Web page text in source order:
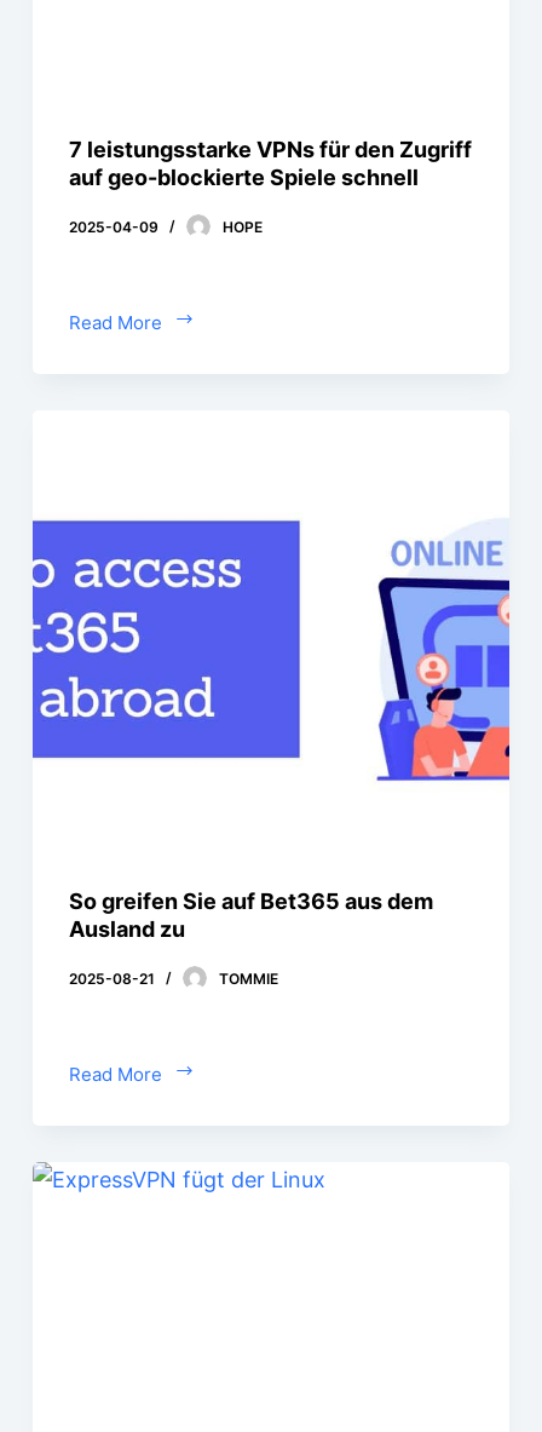
7 leistungsstarke VPNs für den Zugriff
auf geo-blockierte Spiele schnell
2025-04-09 HOPE
Read More
So greifen Sie auf Bet365 aus dem
Ausland zu
2025-08-21 TOMMIE
Read More